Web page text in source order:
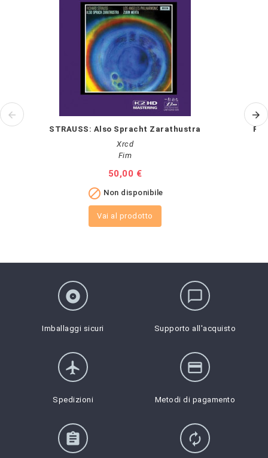
STRAUSS: Also Spracht Zarathustra
Xrcd
Fim
Prezzo
50,00 €
 Non disponibile
Vai al prodotto
album
Imballaggi sicuri
chat_bubble_outline
Supporto all'acquisto
flight
Spedizioni
credit_card
Metodi di pagamento
assignment autorenew